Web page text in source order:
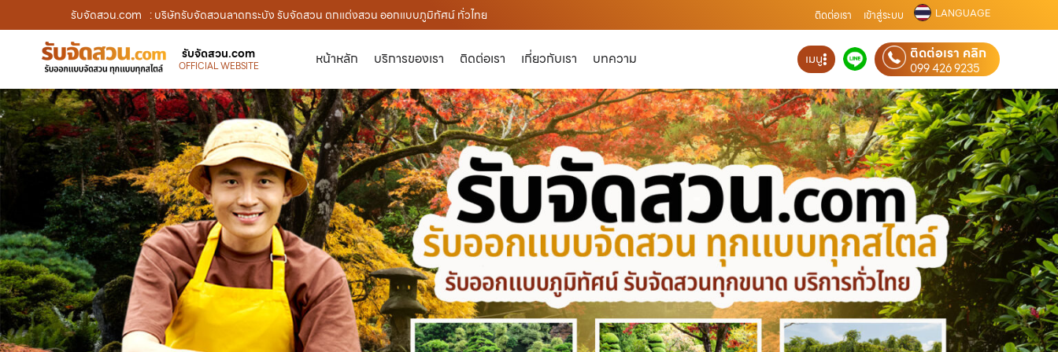
รับจัดสวน.com : บริษัทรับจัดสวนลาดกระบัง รับจัดสวน ตกแต่งสวน ออกแบบภูมิทัศน์ ทั่วไทย ติดต่อเรา เข้าสู่ระบบ LANGUAGE
รับจัดสวน.com
OFFICIAL WEBSITE หน้าหลัก บริการของเรา ติดต่อเรา เกี่ยวกับเรา บทความ เมนู ติดต่อเรา คลิก
099 426 9235